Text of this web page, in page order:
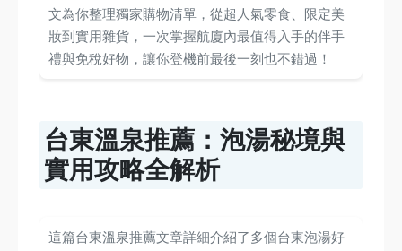
文為你整理獨家購物清單，從超人氣零食、限定美
妝到實用雜貨，一次掌握航廈內最值得入手的伴手
禮與免稅好物，讓你登機前最後一刻也不錯過！
台東溫泉推薦：泡湯秘境與
實用攻略全解析
這篇台東溫泉推薦文章詳細介紹了多個台東泡湯好